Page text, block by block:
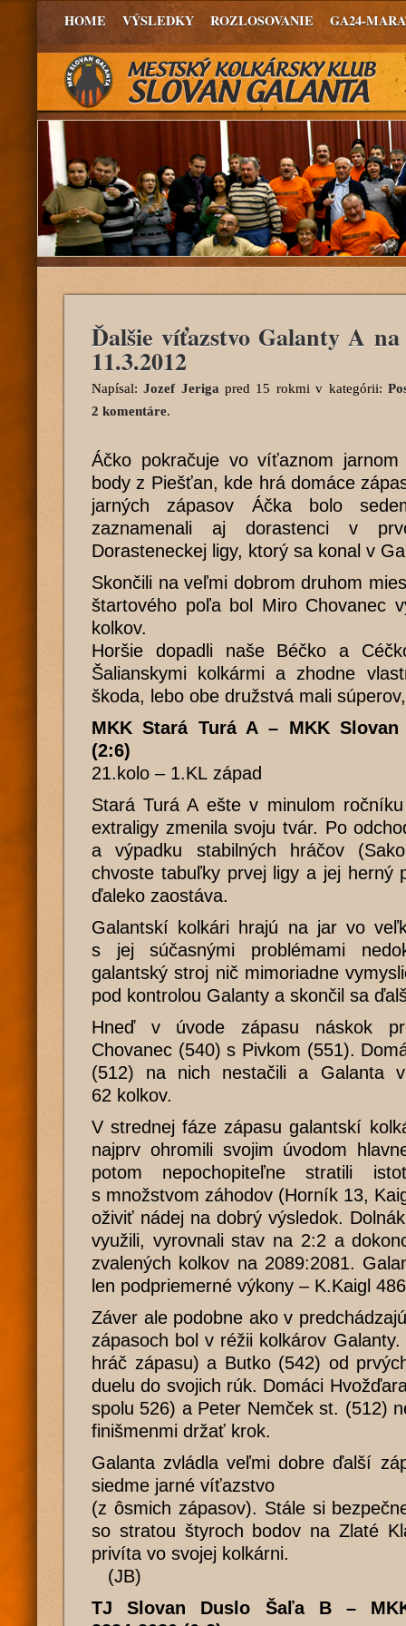
HOME VÝSLEDKY ROZLOSOVANIE GA24-
Ďalšie víťazstvo Galanty A
11.3.2012
Napísal:Jozef Jeriga pred 15 rokmi v kategórii:
2 komentáre.
Áčko pokračuje vo víťaznom
body z Piešťan, kde hrá domáce
jarných zápasov Áčka bolo
zaznamenali aj dorastenci v
Dorasteneckej ligy, ktorý sa konal v
Skončili na veľmi dobrom druhom
štartového poľa bol Miro Chovanec
kolkov.
Horšie dopadli naše Béčko a
Šalianskymi kolkármi a zhodne
škoda, lebo obe družstvá mali
MKK Stará Turá A – MKK Slovan
(2:6)
21.kolo – 1.KL západ
Stará Turá A ešte v minulom
extraligy zmenila svoju tvár. Po
a výpadku stabilných hráčov
chvoste tabuľky prvej ligy a jej herný
ďaleko zaostáva.
Galantskí kolkári hrajú na jar vo
s jej súčasnými problémami
galantský stroj nič mimoriadne
pod kontrolou Galanty a skončil sa
Hneď v úvode zápasu náskok
Chovanec (540) s Pivkom (551).
(512) na nich nestačili a Galanta
62 kolkov.
V strednej fáze zápasu galantskí
najprv ohromili svojim úvodom
potom nepochopiteľne stratili
s množstvom záhodov (Horník 13,
oživiť nádej na dobrý výsledok.
využili, vyrovnali stav na 2:2 a
zvalených kolkov na 2089:2081.
len podpriemerné výkony – K.Kaigl
Záver ale podobne ako v
zápasoch bol v réžii kolkárov
hráč zápasu) a Butko (542) od
duelu do svojich rúk. Domáci
spolu 526) a Peter Nemček st. (512)
finišmenmi držať krok.
Galanta zvládla veľmi dobre ďalší
siedme jarné víťazstvo
(z ôsmich zápasov). Stále si
so stratou štyroch bodov na Zlaté
privíta vo svojej kolkárni.
(JB)
TJ Slovan Duslo Šaľa B –